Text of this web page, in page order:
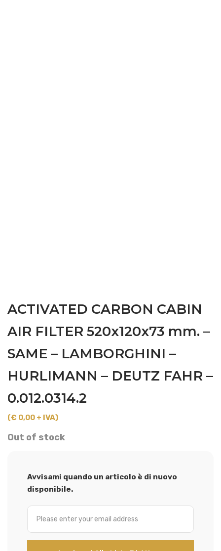
ACTIVATED CARBON CABIN
AIR FILTER 520x120x73 mm. –
SAME – LAMBORGHINI –
HURLIMANN – DEUTZ FAHR –
0.012.0314.2
(€ 0,00 + IVA)
Out of stock
Avvisami quando un articolo è di nuovo
disponibile.